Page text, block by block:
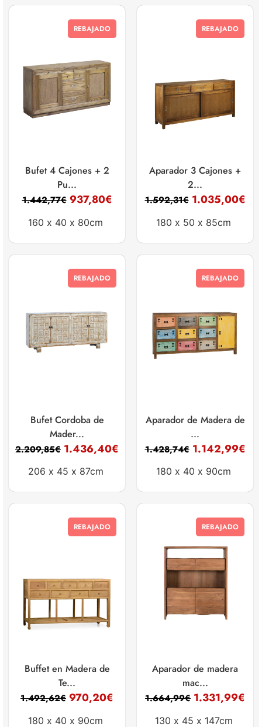
REBAJADO
Bufet 4 Cajones + 2
Pu...
1.442,77€ 937,80€
160 x 40 x 80cm
REBAJADO
Aparador 3 Cajones +
2...
1.592,31€ 1.035,00€
180 x 50 x 85cm
REBAJADO
Bufet Cordoba de
Mader...
2.209,85€ 1.436,40€
206 x 45 x 87cm
REBAJADO
Aparador de Madera de
...
1.428,74€ 1.142,99€
180 x 40 x 90cm
REBAJADO
Buffet en Madera de
Te...
1.492,62€ 970,20€
180 x 40 x 90cm
REBAJADO
Aparador de madera
mac...
1.664,99€ 1.331,99€
130 x 45 x 147cm